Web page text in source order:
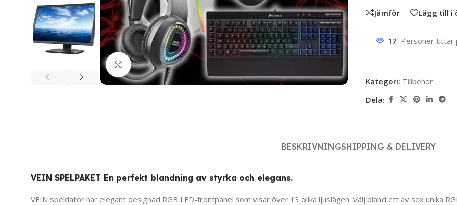
Click to enlarge
Jämför
Lägg till i
17 Personer tittar
Kategori: Tillbehör
Dela:
BESKRIVNINGSHIPPING & DELIVERY
VEIN SPELPAKET En perfekt blandning av styrka och elegans.
VEIN speldator har elegant designad RGB LED-frontpanel som visar över 13 olika ljuslägen. Välj bland ett av sex unika